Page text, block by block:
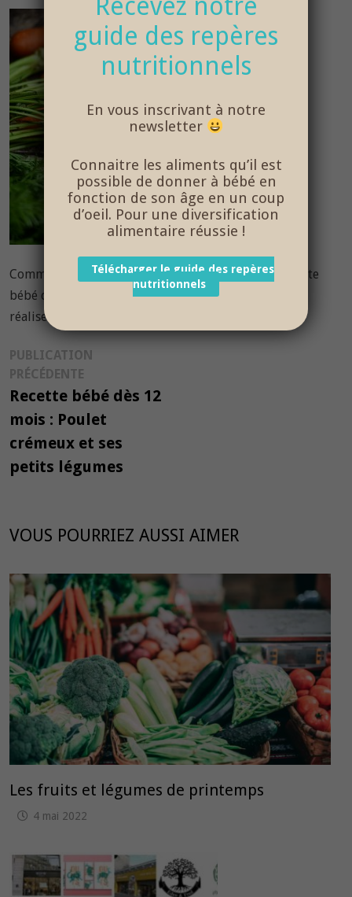
Comme des Papas vous propose une délicieuse recette
bébé de poulet et ses légumes d’automne, facile à
réaliser – âge 12 mois et plus
Navigation
de
l’article
PUBLICATION
PRÉCÉDENTE
précédente :
Recette bébé dès 12
mois : Poulet
crémeux et ses
petits légumes
VOUS POURRIEZ AUSSI AIMER
Les fruits et légumes de printemps
4 mai 2022
guide des repères
nutritionnels
En vous inscrivant à notre
newsletter
Connaitre les aliments qu’il est
possible de donner à bébé en
fonction de son âge en un coup
d’oeil. Pour une diversification
alimentaire réussie !
Télécharger le guide des repères
nutritionnels